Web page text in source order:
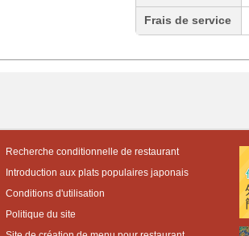
Frais de service
Recherche conditionnelle de restaurant
Introduction aux plats populaires japonais
Conditions d'utilisation
Politique du site